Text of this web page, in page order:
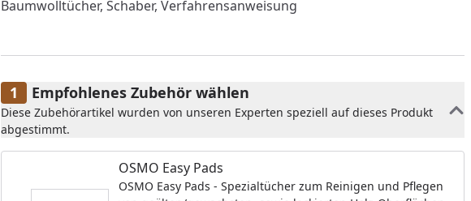
Baumwolltücher, Schaber, Verfahrensanweisung
Empfohlenes Zubehör wählen
Diese Zubehörartikel wurden von unseren Experten speziell auf dieses Produkt
abgestimmt.
OSMO Easy Pads
OSMO Easy Pads - Spezialtücher zum Reinigen und Pflegen